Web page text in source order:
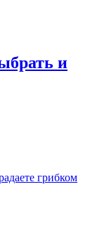
и
грибком